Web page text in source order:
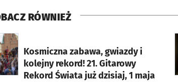
RÓWNIEŻ
Kosmiczna zabawa, gwiazdy i
kolejny rekord! 21. Gitarowy
Rekord Świata już dzisiaj, 1 maja
w nowej karcie